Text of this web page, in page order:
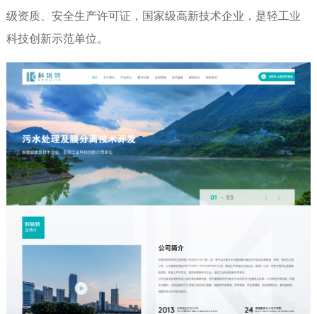
级资质、安全生产许可证，国家级高新技术企业，是轻工业
科技创新示范单位。